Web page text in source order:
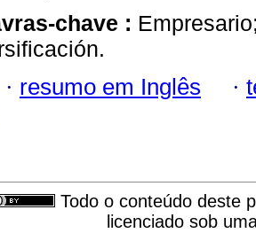
chave :
· resumo em Inglês ·
Todo o conteúdo deste
licenciado sob